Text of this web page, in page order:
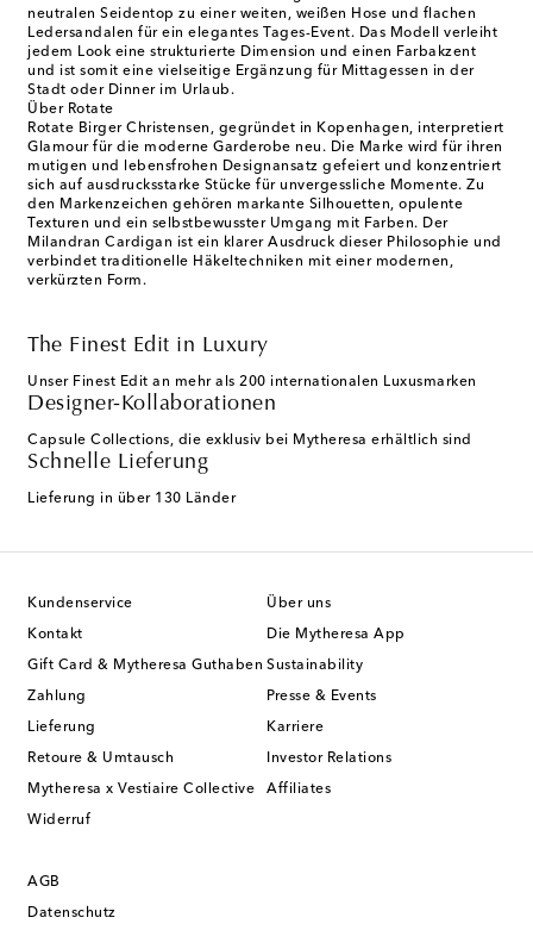
neutralen Seidentop zu einer weiten, weißen Hose und flachen
Ledersandalen für ein elegantes Tages-Event. Das Modell verleiht
jedem Look eine strukturierte Dimension und einen Farbakzent
und ist somit eine vielseitige Ergänzung für Mittagessen in der
Stadt oder Dinner im Urlaub.
Über Rotate
Rotate Birger Christensen, gegründet in Kopenhagen, interpretiert
Glamour für die moderne Garderobe neu. Die Marke wird für ihren
mutigen und lebensfrohen Designansatz gefeiert und konzentriert
sich auf ausdrucksstarke Stücke für unvergessliche Momente. Zu
den Markenzeichen gehören markante Silhouetten, opulente
Texturen und ein selbstbewusster Umgang mit Farben. Der
Milandran Cardigan ist ein klarer Ausdruck dieser Philosophie und
verbindet traditionelle Häkeltechniken mit einer modernen,
verkürzten Form.
The Finest Edit in Luxury
Unser Finest Edit an mehr als 200 internationalen Luxusmarken
Designer-Kollaborationen
Capsule Collections, die exklusiv bei Mytheresa erhältlich sind
Schnelle Lieferung
Lieferung in über 130 Länder
Kundenservice
Kontakt
Gift Card & Mytheresa Guthaben
Zahlung
Lieferung
Retoure & Umtausch
Mytheresa x Vestiaire Collective
Widerruf
Über uns
Die Mytheresa App
Sustainability
Presse & Events
Karriere
Investor Relations
Affiliates
AGB
Datenschutz